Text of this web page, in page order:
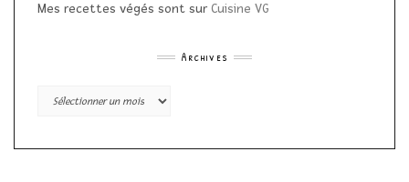
Mes recettes végés sont sur Cuisine VG
Archives
Archives